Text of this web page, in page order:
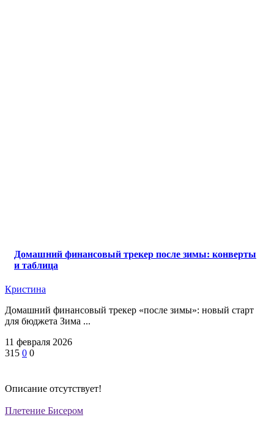
Домашний финансовый трекер после зимы: конверты
и таблица
Кристина
Домашний финансовый трекер «после зимы»: новый старт
для бюджета Зима ...
11 февраля 2026
315 0 0
Описание отсутствует!
Плетение Бисером